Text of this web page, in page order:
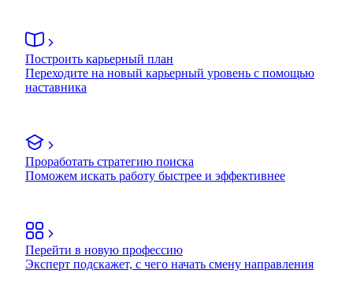
Построить карьерный план
Переходите на новый карьерный уровень с помощью
наставника
Проработать стратегию поиска
Поможем искать работу быстрее и эффективнее
Перейти в новую профессию
Эксперт подскажет, с чего начать смену направления